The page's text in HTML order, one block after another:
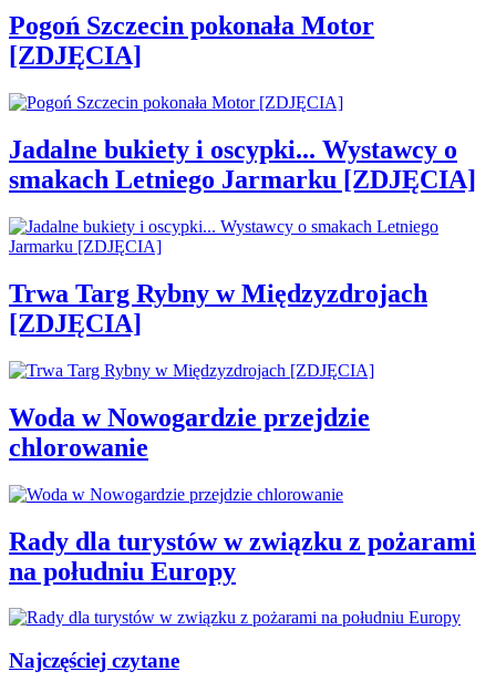
Pogoń Szczecin pokonała Motor
[ZDJĘCIA]
Jadalne bukiety i oscypki... Wystawcy o
smakach Letniego Jarmarku [ZDJĘCIA]
Trwa Targ Rybny w Międzyzdrojach
[ZDJĘCIA]
Woda w Nowogardzie przejdzie
chlorowanie
Rady dla turystów w związku z pożarami
na południu Europy
Najczęściej czytane